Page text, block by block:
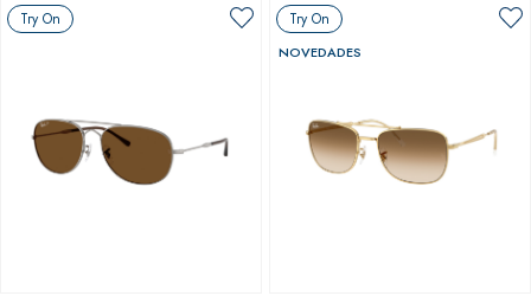
Try On Try On
NOVEDADES